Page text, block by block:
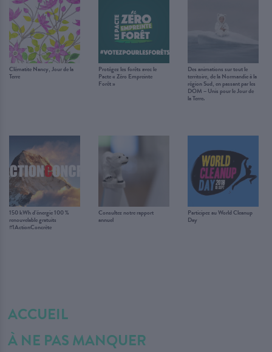
Clématite Nancy, Jour de la
Terre
Protégez les forêts avec le
Pacte « Zéro Empreinte
Forêt »
Des animations sur tout le
territoire, de la Normandie à la
région Sud, en passant par les
DOM – Unis pour le Jour de
la Terre.
150 kWh d’énergie 100 %
renouvelable gratuits
#1ActionConcrète
Consultez notre rapport
annuel
Participez au World Cleanup
Day
ACCUEIL
À NE PAS MANQUER